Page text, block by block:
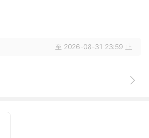
至 2026-08-31 23:59 止